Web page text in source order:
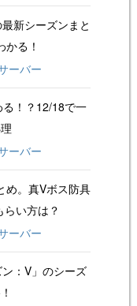
新シーズンまと
る！
ーバー
る！？12/18で一
ーバー
め。真Vボス防具
い方は？
ーバー
ン：V」のシーズ